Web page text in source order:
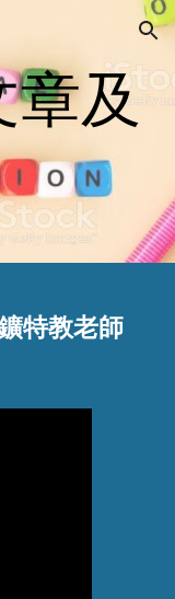
Skip to navigation
章及
特教老師